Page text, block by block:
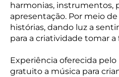
harmonias, instrumentos,
apresentação. Por meio
histórias, dando luz a
para a criatividade tomar
Experiência oferecida
gratuito a música para